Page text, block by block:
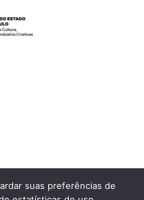
suas preferências de